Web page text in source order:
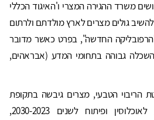
משרד ההגירה המצרי ו'האיגוד הכללי
גולים מצרים לארץ מולדתם ולרתום
החדשה", בפרט כאשר מדובר
השכלה גבוהה בתחומי המדע (אבראהים,
הריבוי הטבעי, מצרים גיבשה בתקופת
א-סיסי אסטרטגיה לאומית לאוכלוסין ופיתוח לשנים 2030-2023,